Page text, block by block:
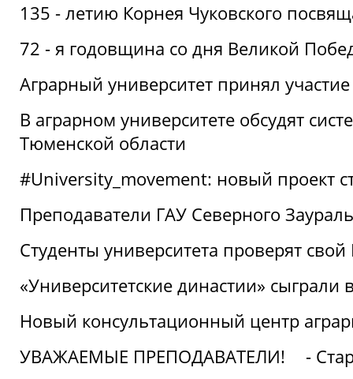
135 - летию Корнея Чуковского
72 - я годовщина со дня Великой
Аграрный университет принял
В аграрном университете обсудят
Тюменской области
#University_movement: новый проект
Преподаватели ГАУ Северного
Студенты университета проверят свой
«Университетские династии»
Новый консультационный центр
УВАЖАЕМЫЕ ПРЕПОДАВАТЕЛИ!
-